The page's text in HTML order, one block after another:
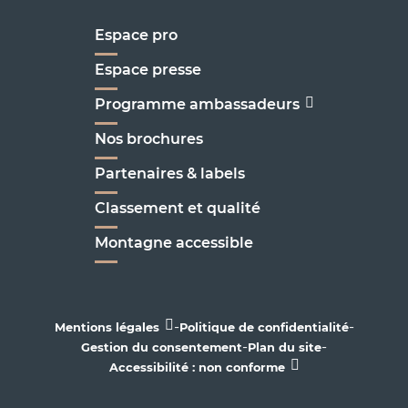
Espace pro
Espace presse
Programme ambassadeurs
Nos brochures
Partenaires & labels
Classement et qualité
Montagne accessible
Mentions légales -Politique de confidentialité-
Gestion du consentement-Plan du site-
Accessibilité : non conforme